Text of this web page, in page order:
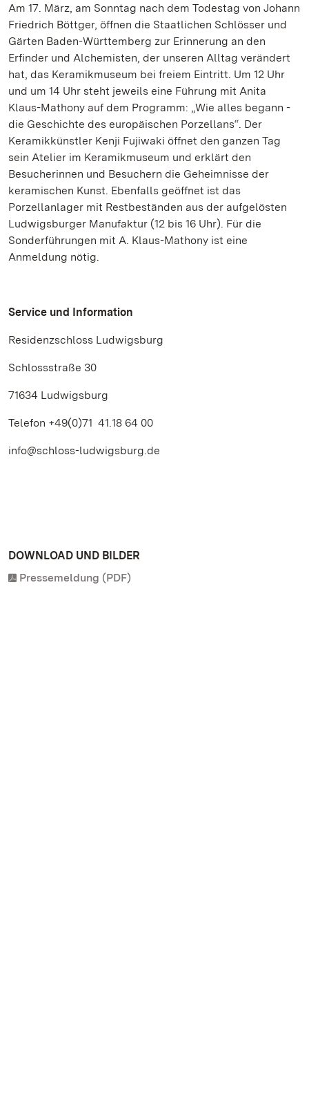
Am 17. März, am Sonntag nach dem Todestag von Johann
Friedrich Böttger, öffnen die Staatlichen Schlösser und
Gärten Baden-Württemberg zur Erinnerung an den
Erfinder und Alchemisten, der unseren Alltag verändert
hat, das Keramikmuseum bei freiem Eintritt. Um 12 Uhr
und um 14 Uhr steht jeweils eine Führung mit Anita
Klaus-Mathony auf dem Programm: „Wie alles begann -
die Geschichte des europäischen Porzellans“. Der
Keramikkünstler Kenji Fujiwaki öffnet den ganzen Tag
sein Atelier im Keramikmuseum und erklärt den
Besucherinnen und Besuchern die Geheimnisse der
keramischen Kunst. Ebenfalls geöffnet ist das
Porzellanlager mit Restbeständen aus der aufgelösten
Ludwigsburger Manufaktur (12 bis 16 Uhr). Für die
Sonderführungen mit A. Klaus-Mathony ist eine
Anmeldung nötig.
Service und Information
Residenzschloss Ludwigsburg
Schlossstraße 30
71634 Ludwigsburg
Telefon +49(0)71 41.18 64 00
info@schloss-ludwigsburg.de
DOWNLOAD UND BILDER
Pressemeldung (PDF)